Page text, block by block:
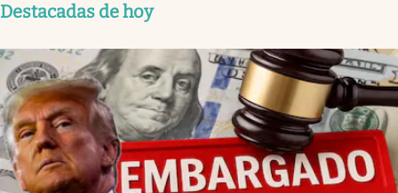
Destacadas de hoy